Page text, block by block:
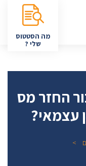
מה הסטטוס
שלי ?
החזר מס
עצמאי?